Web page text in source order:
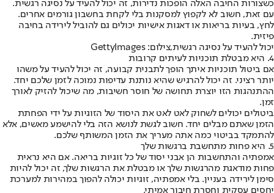
כשצורות החיבה האלה הופכות נדירות, זה יכול להעיד על נסיגה רגשית.
עם זאת, חשוב לא לקפוץ למסקנות בלי לקחת בחשבון גורמים אחרים.
לחץ, בעיות בריאות או דאגות אישיות יכולים גם להוביל לירידה בחיבה
פיזית.
יכול להעיד על נסיגה רגשית,צילום: GettyImages
4. היא מבטלת תוכניות לעיתים קרובות
אם ביטול תוכניות איתך הופך לתבנית קבועה, זה יכול להעיד על משהו
יותר רציני. זה יכול להרגיש שהיא נותנת עדיפות נמוכה לזמן שלכם יחד.
ההתנהגות הזו יוצרת תחושה של חוסר חשיבות, מה שיכול להזיק לאורך
זמן.
ביטולים יכולים לשחוק לאט לאט את היסוד של הזוגיות על ידי הפחתת
הזמן שאתם מבלים יחד. חשוב לגשת לנושא הזה בלי להישמע מאשים, אלא
להתמקד בביטוי כמה אתה מעריך את הזמן המשותף שלכם.
5. היא פחות מתחשבת ברגשות שלך
אמפתיה והתחשבות הן אבני יסוד של כל זוגיות בריאה. אם היא נראית
פחות מודאגת מהרגשות שלך או מבטלת את הרגשות שלך, זה יכול להיות
סימן לירידה בעניין. בלי אמפתיה, זוגיות יכולה להפוך במהירות למערכת
יחסים עסקית וחסרת חיבור אמיתי.